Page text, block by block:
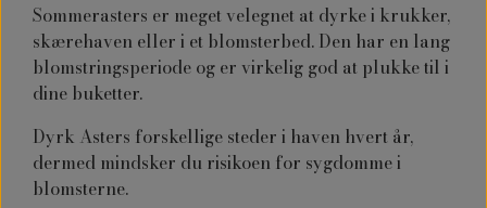
Sommerasters er meget velegnet at dyrke i krukker,
skærehaven eller i et blomsterbed. Den har en lang
blomstringsperiode og er virkelig god at plukke til i
dine buketter.
Dyrk Asters forskellige steder i haven hvert år,
dermed mindsker du risikoen for sygdomme i
blomsterne.